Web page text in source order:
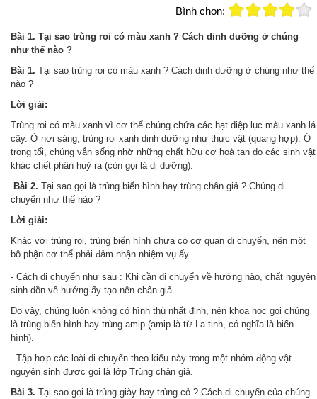
Bình chọn:
Bài 1. Tại sao trùng roi có màu xanh ? Cách dinh dưỡng ở chúng
như thế nào ?
Bài 1. Tại sao trùng roi có màu xanh ? Cách dinh dưỡng ở chúng như thế
nào ?
Lời giải:
Trùng roi có màu xanh vì cơ thể chúng chứa các hạt diệp lục màu xanh lá
cây. Ở nơi sáng, trùng roi xanh dinh dưỡng như thực vật (quang hợp). Ớ
trong tối, chúng vẫn sống nhờ những chất hữu cơ hoà tan do các sinh vật
khác chết phân huỷ ra (còn gọi là dị dưỡng).
Bài 2. Tại sao gọi là trùng biến hình hay trùng chân giả ? Chúng di
chuyển như thế nào ?
Lời giải:
Khác với trùng roi, trùng biến hình chưa có cơ quan di chuyển, nên một
bộ phận cơ thể phải đảm nhận nhiệm vụ ấy
- Cách di chuyển như sau : Khi cần di chuyển về hướng nào, chất nguyên
sinh dồn về hướng ấy tạo nên chân giả.
Do vậy, chúng luôn không có hình thù nhất định, nên khoa học gọi chúng
là trùng biến hình hay trùng amip (amip là từ La tinh, có nghĩa là biến
hình).
- Tập hợp các loài di chuyển theo kiểu này trong một nhóm động vật
nguyên sinh được gọi là lớp Trùng chân giả.
Bài 3. Tại sao gọi là trùng giày hay trùng cỏ ? Cách di chuyển của chúng